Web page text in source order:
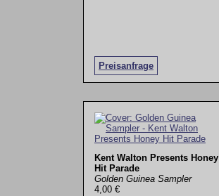
Preisanfrage
Kent Walton Presents Honey
Hit Parade
Golden Guinea Sampler
4,00 €